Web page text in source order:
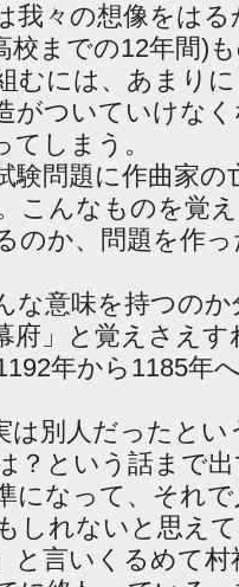
我々の想像をは
校までの12年間)
むには、あまり
がついていけな
しまう。
験問題に作曲家
こんなものを覚
のか、問題を作
な意味を持つの
府」と覚えさえ
年から1185年
は別人だったとい
？という話まで
になって、それ
しれないと思え
と言いくるめて